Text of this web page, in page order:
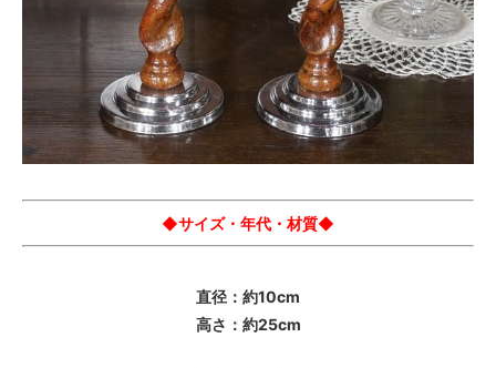
◆サイズ・年代・材質◆
直径：約10cm
高さ：約25cm